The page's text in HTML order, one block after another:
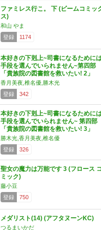
ファミレス行こ。 下 (ビームコミッ
ス)
和山 やま
登録
1174
本好きの下剋上~司書になるために
手段を選んでいられません~第四部
「貴族院の図書館を救いたい! 2」
香月美夜,椎名優,勝木光
登録
342
本好きの下剋上~司書になるために
手段を選んでいられません~ 第四部
「貴族院の図書館を救いたい! 3」
勝木光,香月美夜,椎名優
登録
326
聖女の魔力は万能です 3 (フロース
ミック)
藤小豆
登録
750
メダリスト(14) (アフタヌーンKC)
つるまいかだ